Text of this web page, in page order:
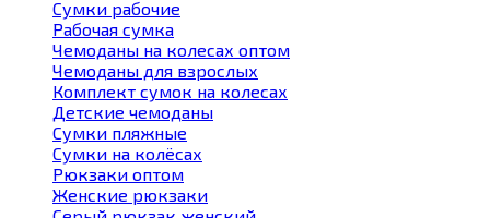
Сумки рабочие
Рабочая сумка
Чемоданы на колесах оптом
Чемоданы для взрослых
Комплект сумок на колесах
Детские чемоданы
Сумки пляжные
Сумки на колёсах
Рюкзаки оптом
Женские рюкзаки